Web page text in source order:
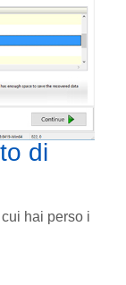
di
hai perso i